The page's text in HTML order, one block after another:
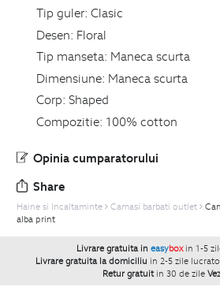
Tip guler: Clasic
Desen: Floral
Tip manseta: Maneca scurta
Dimensiune: Maneca scurta
Corp: Shaped
Compozitie: 100% cotton
Opinia cumparatorului
Share
Haine si Incaltaminte Camasi barbati outlet
alba print
Livrare gratuita in easybox in 1-5
Livrare gratuita la domiciliu in 2-5 zile
Retur gratuit in 30 de zile